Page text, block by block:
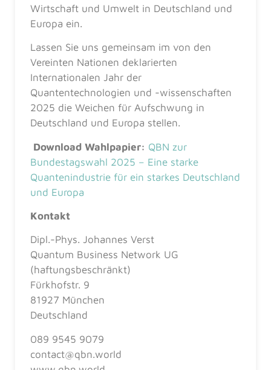
Wirtschaft und Umwelt in Deutschland und
Europa ein.
Lassen Sie uns gemeinsam im von den
Vereinten Nationen deklarierten
Internationalen Jahr der
Quantentechnologien und -wissenschaften
2025 die Weichen für Aufschwung in
Deutschland und Europa stellen.
Download Wahlpapier: QBN zur
Bundestagswahl 2025 – Eine starke
Quantenindustrie für ein starkes Deutschland
und Europa
Kontakt
Dipl.-Phys. Johannes Verst
Quantum Business Network UG
(haftungsbeschränkt)
Fürkhofstr. 9
81927 München
Deutschland
089 9545 9079
contact@qbn.world